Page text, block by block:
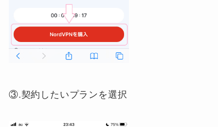
③.契約したいプランを選択